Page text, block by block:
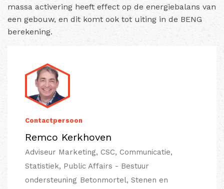
massa activering heeft effect op de energiebalans van
een gebouw, en dit komt ook tot uiting in de BENG
berekening.
Contactpersoon
Remco Kerkhoven
Adviseur Marketing, CSC, Communicatie,
Statistiek, Public Affairs - Bestuur
ondersteuning Betonmortel, Stenen en